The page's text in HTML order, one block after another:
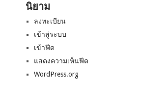
นิยาม
ลงทะเบียน
เข้าสู่ระบบ
เข้าฟีด
แสดงความเห็นฟีด
WordPress.org